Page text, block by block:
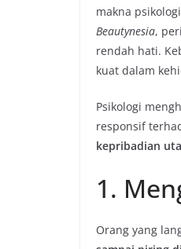
makna
Beautynesia,
rendah hati.
kuat dalam
Psikologi
responsif
kepribadian
1.
Orang yang